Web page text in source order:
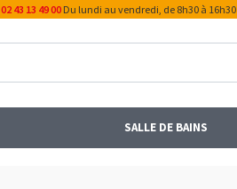
02 43 13 49 00Du lundi au vendredi, de 8h30 à 16h30
SALLE DE BAINS